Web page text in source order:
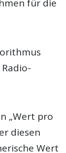
für die
„Wert pro
diesen
Wert